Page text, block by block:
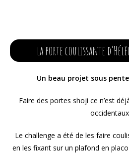
la porte coulissante
Un beau projet sous
Faire des portes shoji ce n’est
Le challenge a été de les faire
en les fixant sur un plafond en